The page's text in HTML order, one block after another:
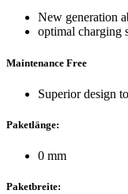
New generation
optimal charging
Maintenance Free
Superior design
Paketlänge:
0 mm
Paketbreite: